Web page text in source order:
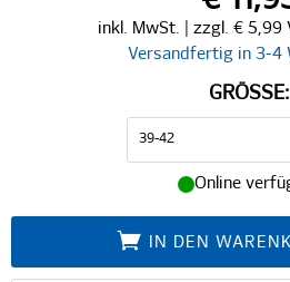
inkl. MwSt. | zzgl. € 5,99
Versandfertig in 3-4
GRÖSSE:
Online
IN DEN